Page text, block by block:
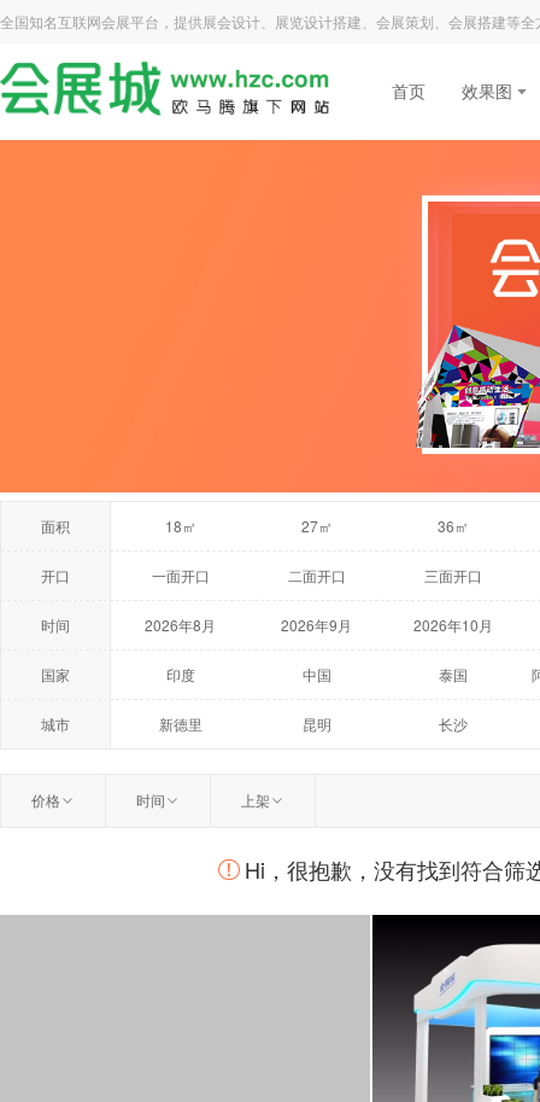
全国知名互联网会展平台，提供展会设计、展览设计搭建、会展策划、会展搭建等
首页 效果图
面积 18㎡ 27㎡ 36㎡
开口 一面开口 二面开口 三面开口
时间 2026年8月 2026年9月 2026年10月
2027年5月 2027年6月 2027年7月
国家 印度 中国 泰国
荷兰 美国 澳大利亚
城市 新德里 昆明 长沙
价格 时间 上架
Hi，很抱歉，没有找到符合筛